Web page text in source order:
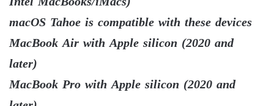
macOS Tahoe is compatible with these devices
MacBook Air with Apple silicon (2020 and
later)
MacBook Pro with Apple silicon (2020 and